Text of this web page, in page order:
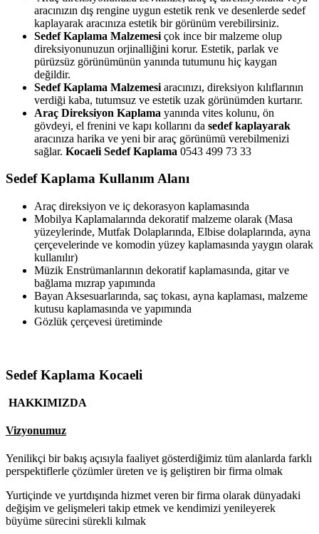
aracınızın dış rengine uygun estetik renk ve desenlerde sedef
kaplayarak aracınıza estetik bir görünüm verebilirsiniz.
Sedef Kaplama Malzemesi çok ince bir malzeme olup
direksiyonunuzun orjinalliğini korur. Estetik, parlak ve
pürüzsüz görünümünün yanında tutumunu hiç kaygan
değildir.
Sedef Kaplama Malzemesi aracınızı, direksiyon kılıflarının
verdiği kaba, tutumsuz ve estetik uzak görünümden kurtarır.
Araç Direksiyon Kaplama yanında vites kolunu, ön
gövdeyi, el frenini ve kapı kollarını da sedef kaplayarak
aracınıza harika ve yeni bir araç görünümü verebilmenizi
sağlar. Kocaeli Sedef Kaplama 0543 499 73 33
Sedef Kaplama Kullanım Alanı
Araç direksiyon ve iç dekorasyon kaplamasında
Mobilya Kaplamalarında dekoratif malzeme olarak (Masa
yüzeylerinde, Mutfak Dolaplarında, Elbise dolaplarında, ayna
çerçevelerinde ve komodin yüzey kaplamasında yaygın olarak
kullanılır)
Müzik Enstrümanlarının dekoratif kaplamasında, gitar ve
bağlama mızrap yapımında
Bayan Aksesuarlarında, saç tokası, ayna kaplaması, malzeme
kutusu kaplamasında ve yapımında
Gözlük çerçevesi üretiminde
Sedef Kaplama Kocaeli
HAKKIMIZDA
Vizyonumuz
Yenilikçi bir bakış açısıyla faaliyet gösterdiğimiz tüm alanlarda farklı
perspektiflerle çözümler üreten ve iş geliştiren bir firma olmak
Yurtiçinde ve yurtdışında hizmet veren bir firma olarak dünyadaki
değişim ve gelişmeleri takip etmek ve kendimizi yenileyerek
büyüme sürecini sürekli kılmak